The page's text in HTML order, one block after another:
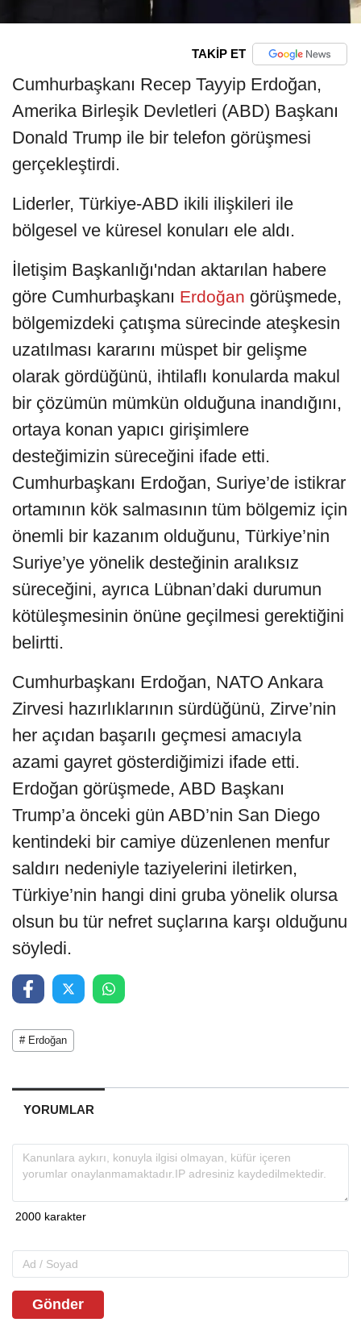
TAKİP ET
Cumhurbaşkanı Recep Tayyip Erdoğan,
Amerika Birleşik Devletleri (ABD) Başkanı
Donald Trump ile bir telefon görüşmesi
gerçekleştirdi.
Liderler, Türkiye-ABD ikili ilişkileri ile
bölgesel ve küresel konuları ele aldı.
İletişim Başkanlığı'ndan aktarılan habere
göre Cumhurbaşkanı Erdoğan görüşmede,
bölgemizdeki çatışma sürecinde ateşkesin
uzatılması kararını müspet bir gelişme
olarak gördüğünü, ihtilaflı konularda makul
bir çözümün mümkün olduğuna inandığını,
ortaya konan yapıcı girişimlere
desteğimizin süreceğini ifade etti.
Cumhurbaşkanı Erdoğan, Suriye’de istikrar
ortamının kök salmasının tüm bölgemiz için
önemli bir kazanım olduğunu, Türkiye’nin
Suriye’ye yönelik desteğinin aralıksız
süreceğini, ayrıca Lübnan’daki durumun
kötüleşmesinin önüne geçilmesi gerektiğini
belirtti.
Cumhurbaşkanı Erdoğan, NATO Ankara
Zirvesi hazırlıklarının sürdüğünü, Zirve’nin
her açıdan başarılı geçmesi amacıyla
azami gayret gösterdiğimizi ifade etti.
Erdoğan görüşmede, ABD Başkanı
Trump’a önceki gün ABD’nin San Diego
kentindeki bir camiye düzenlenen menfur
saldırı nedeniyle taziyelerini iletirken,
Türkiye’nin hangi dini gruba yönelik olursa
olsun bu tür nefret suçlarına karşı olduğunu
söyledi.
# Erdoğan
YORUMLAR
Gönder